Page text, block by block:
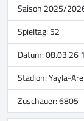
Saison 2025/
Spieltag: 52
Datum: 08.03.26
Stadion:Yayla-
Zuschauer: 6805